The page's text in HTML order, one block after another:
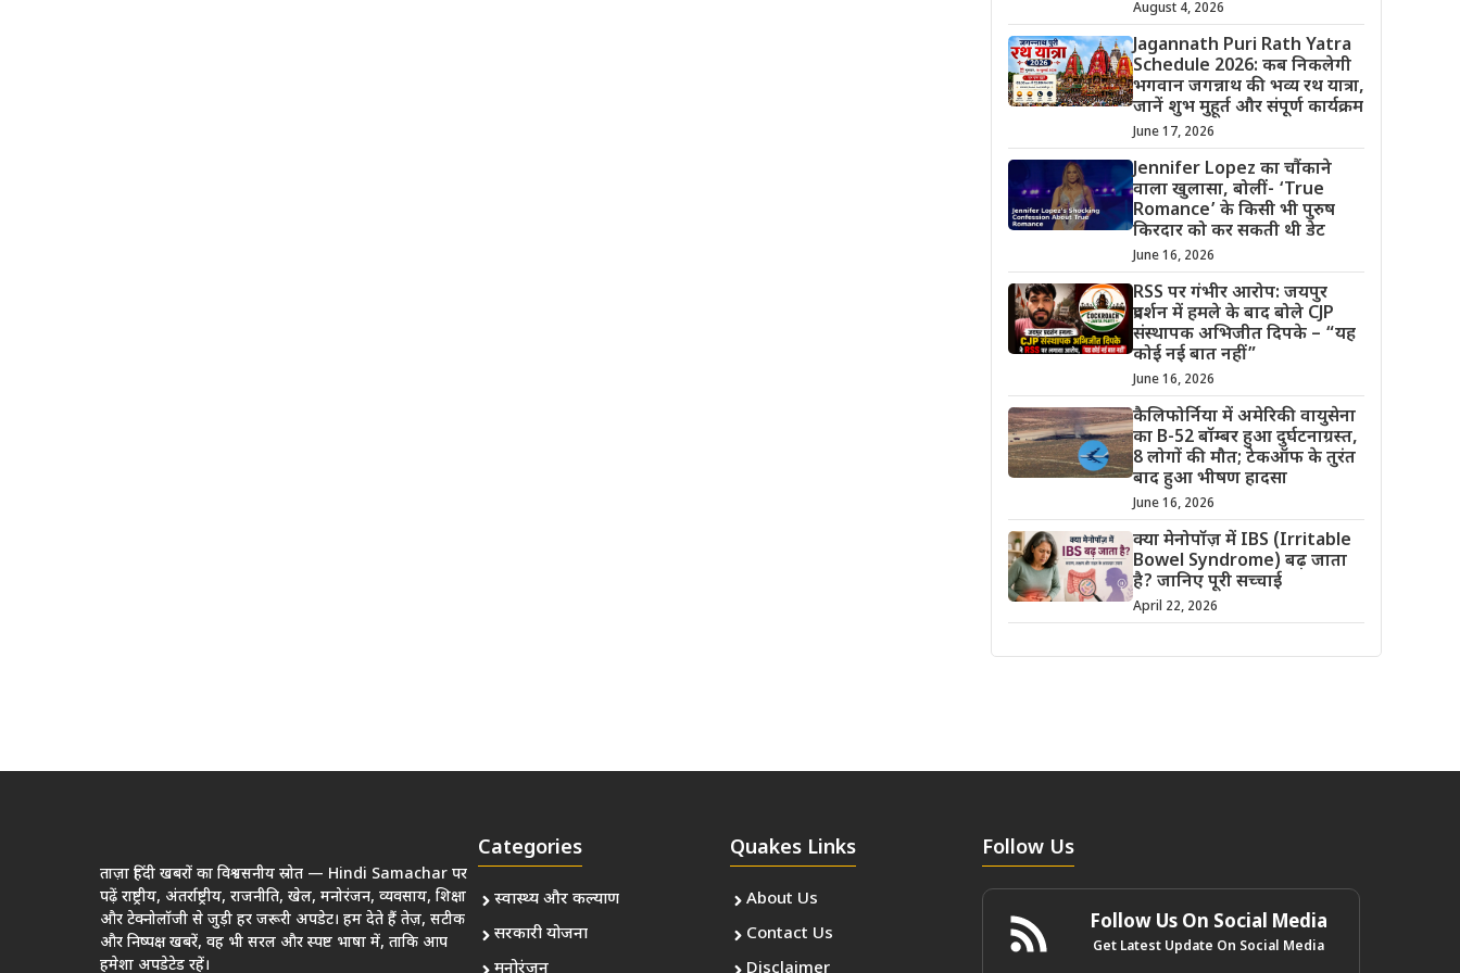
August 4, 2026
Jagannath Puri Rath Yatra
Schedule 2026: कब निकलेगी
भगवान जगन्नाथ की भव्य रथ यात्रा,
जानें शुभ मुहूर्त और संपूर्ण कार्यक्रम
June 17, 2026
Jennifer Lopez का चौंकाने
वाला खुलासा, बोलीं- ‘True
Romance’ के किसी भी पुरुष
किरदार को कर सकती थी डेट
June 16, 2026
RSS पर गंभीर आरोप: जयपुर
प्रदर्शन में हमले के बाद बोले CJP
संस्थापक अभिजीत दिपके – “यह
कोई नई बात नहीं”
June 16, 2026
कैलिफोर्निया में अमेरिकी वायुसेना
का B-52 बॉम्बर हुआ दुर्घटनाग्रस्त,
8 लोगों की मौत; टेकऑफ के तुरंत
बाद हुआ भीषण हादसा
June 16, 2026
क्या मेनोपॉज़ में IBS (Irritable
Bowel Syndrome) बढ़ जाता
है? जानिए पूरी सच्चाई
April 22, 2026
ताज़ा हिंदी खबरों का विश्वसनीय स्रोत — Hindi Samachar पर
पढ़ें राष्ट्रीय, अंतर्राष्ट्रीय, राजनीति, खेल, मनोरंजन, व्यवसाय, शिक्षा
और टेक्नोलॉजी से जुड़ी हर जरूरी अपडेट। हम देते हैं तेज़, सटीक
और निष्पक्ष खबरें, वह भी सरल और स्पष्ट भाषा में, ताकि आप
हमेशा अपडेटेड रहें।
Categories
स्वास्थ्य और कल्याण
सरकारी योजना
Quakes Links
About Us
Contact Us
Follow Us
Follow Us On Social Media
Get Latest Update On Social Media